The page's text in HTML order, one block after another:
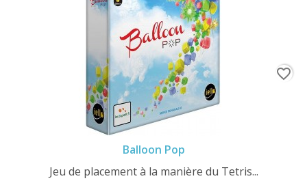
Balloon Pop
Jeu de placement à la manière du Tetris...
favorite_border